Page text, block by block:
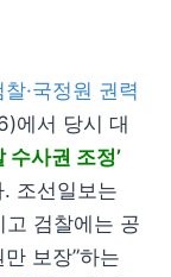
찰·국정원 권력
에서 당시 대
수사권 조정’
조선일보는
고 검찰에는 공
보장”하는